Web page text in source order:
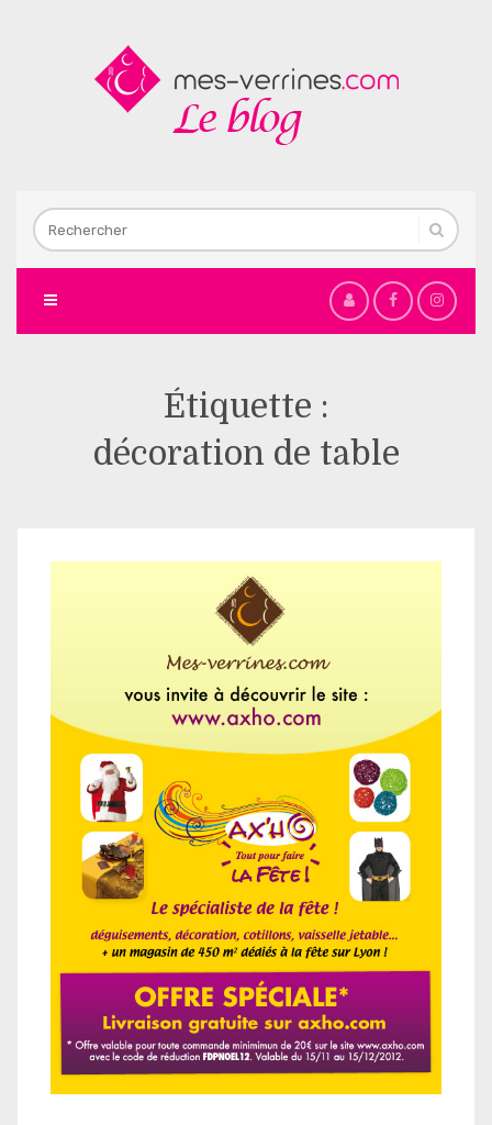
Étiquette :
décoration de table